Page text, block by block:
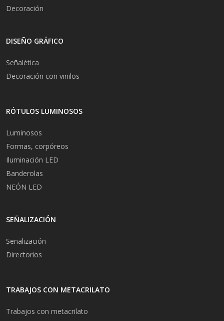
Decoración
DISEÑO GRÁFICO
Señalética
Decoración con vinilos
RÓTULOS LUMINOSOS
Luminosos
Formas, corpóreos
Iluminación LED
Banderolas
NEÓN LED
SEÑALIZACIÓN
Señalización
Directorios
TRABAJOS CON METACRILATO
Trabajos con metacrilato